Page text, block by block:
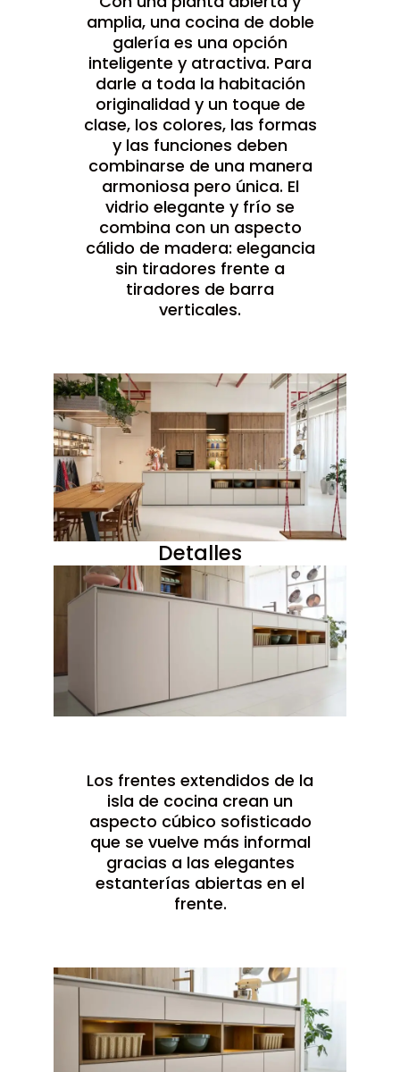
amplia, una cocina de doble
galería es una opción
inteligente y atractiva. Para
darle a toda la habitación
originalidad y un toque de
clase, los colores, las formas
y las funciones deben
combinarse de una manera
armoniosa pero única. El
vidrio elegante y frío se
combina con un aspecto
cálido de madera: elegancia
sin tiradores frente a
tiradores de barra
verticales.
Detalles
Los frentes extendidos de la
isla de cocina crean un
aspecto cúbico sofisticado
que se vuelve más informal
gracias a las elegantes
estanterías abiertas en el
frente.